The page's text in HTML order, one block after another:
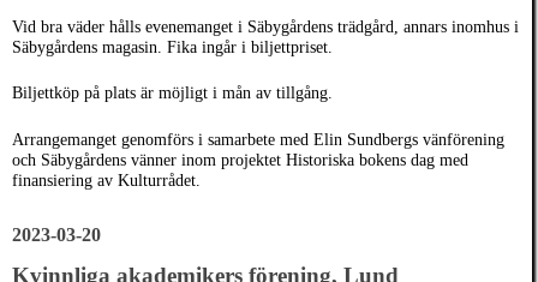
Vid bra väder hålls evenemanget i Säbygårdens trädgård, annars inomhus i
Säbygårdens magasin. Fika ingår i biljettpriset.
Biljettköp på plats är möjligt i mån av tillgång.
Arrangemanget genomförs i samarbete med Elin Sundbergs vänförening
och Säbygårdens vänner inom projektet Historiska bokens dag med
finansiering av Kulturrådet.
2023-03-20
Kvinnliga akademikers förening, Lund